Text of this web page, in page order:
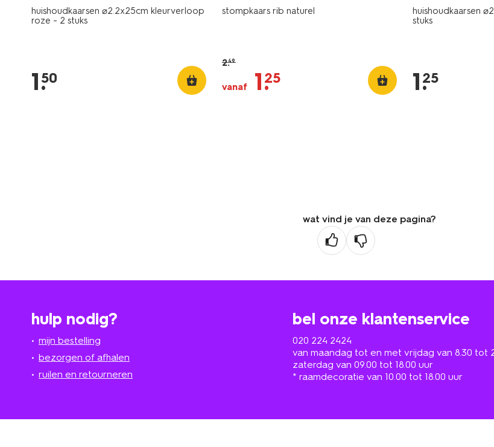
huishoudkaarsen ⌀2.2x25cm kleurverloop
roze - 2 stuks
1.
50
stompkaars rib naturel
2.49
vanaf 1.
25
huishoudkaarsen
stuks
1.
25
wat vind je van deze pagina?
hulp nodig?
mijn bestelling
bezorgen of afhalen
ruilen en retourneren
bel onze klantenservice
020 224 2424
van maandag tot en met vrijdag van 8.30 tot
zaterdag van 09.00 tot 18.00 uur
* raamdecoratie van 10.00 tot 18.00 uur